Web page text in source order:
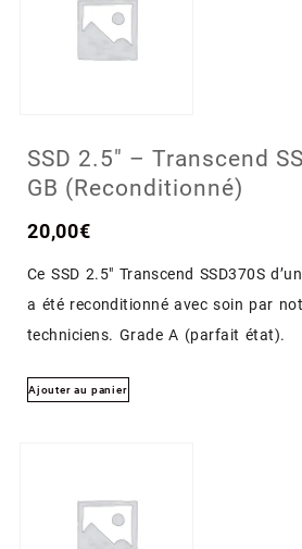
SSD 2.5″ – Transcend
GB (Reconditionné)
20,00€
Ce SSD 2.5″ Transcend SSD370S
a été reconditionné avec soin par
techniciens. Grade A (parfait état).
Ajouter au panier